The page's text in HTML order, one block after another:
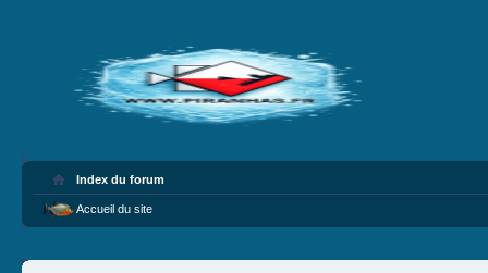
Index du forum
Accueil du site